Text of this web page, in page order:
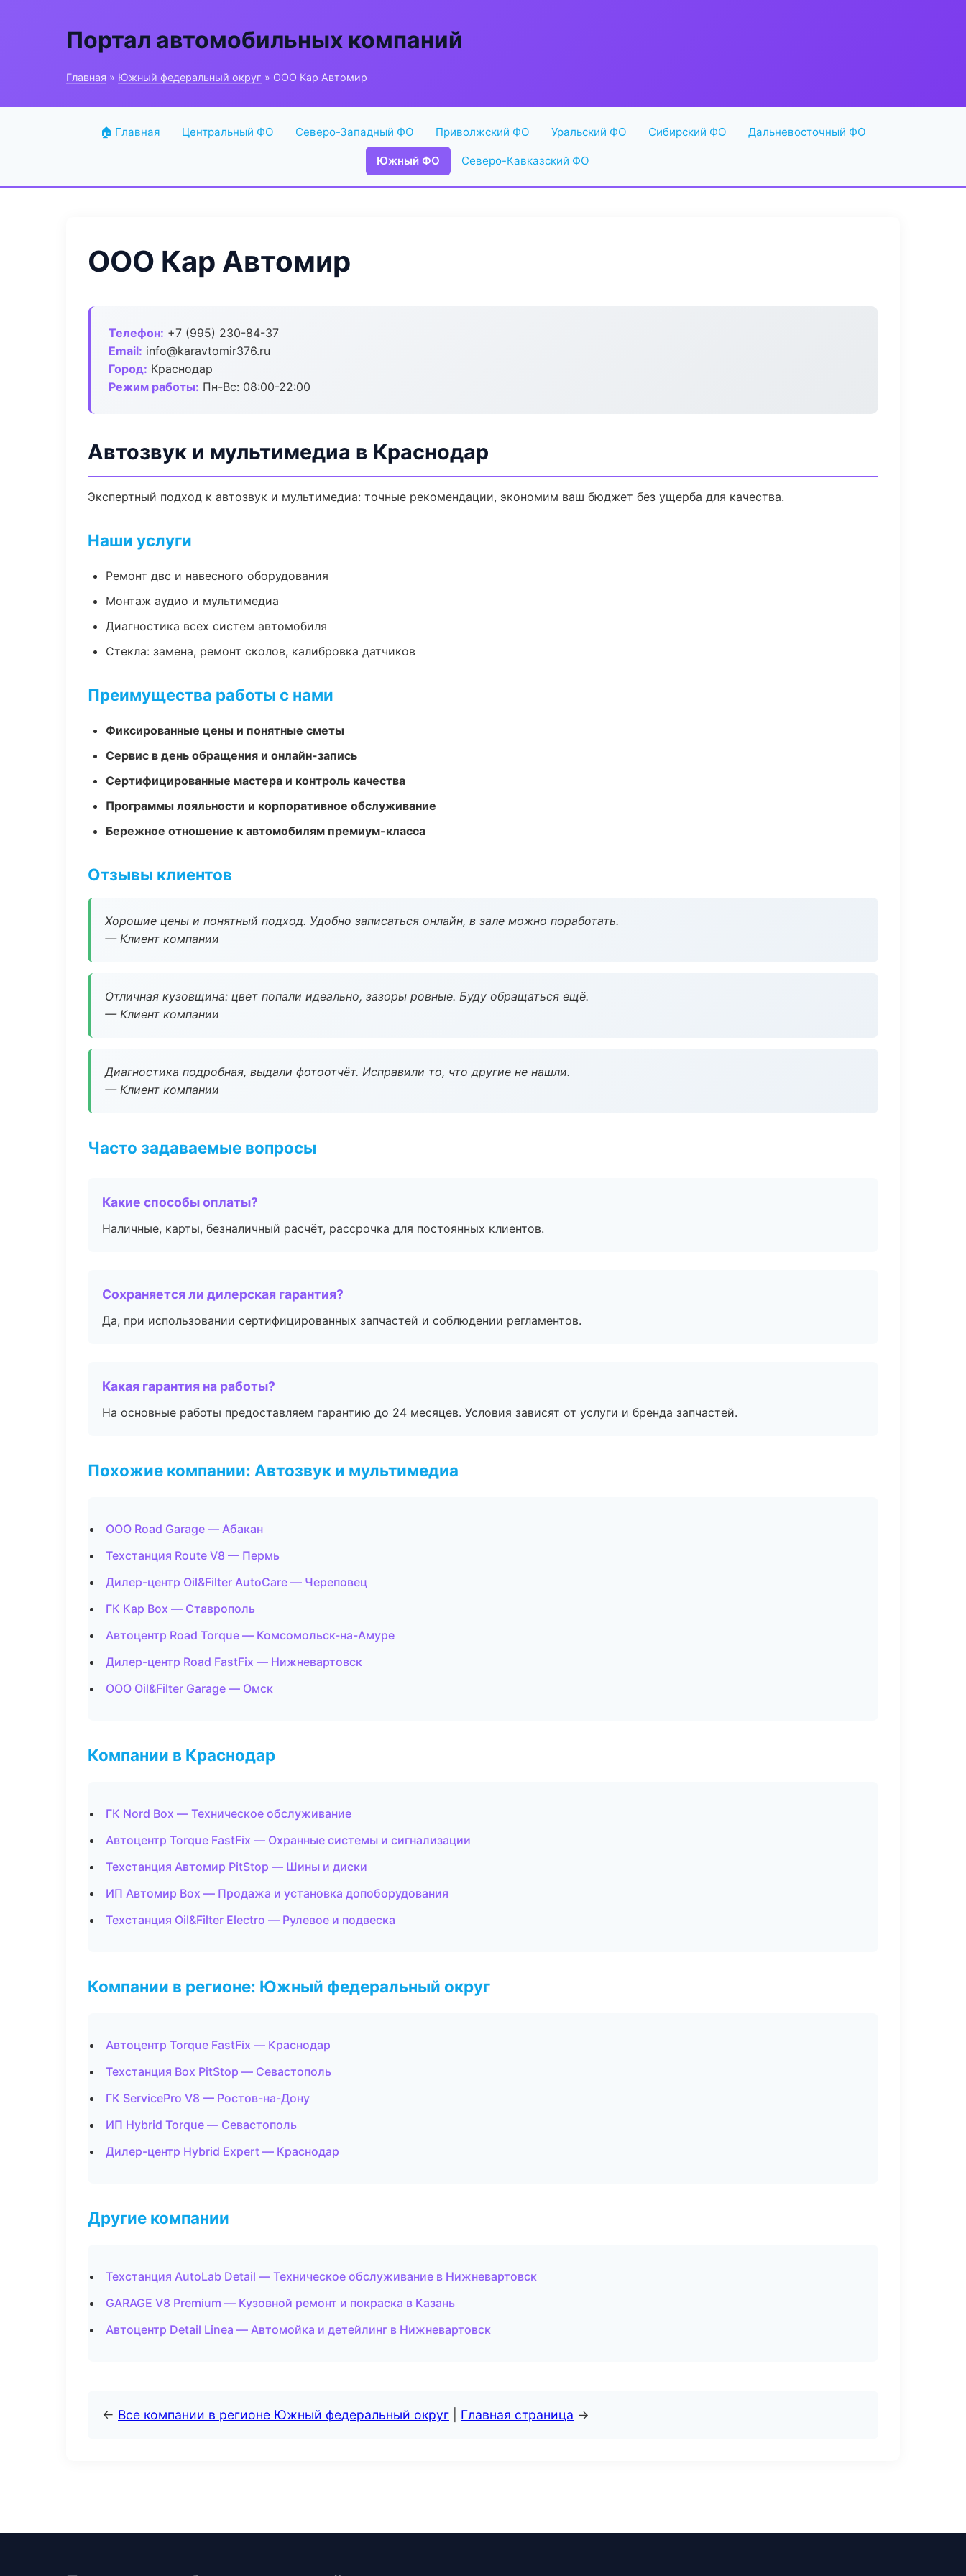
Портал автомобильных компаний
Главная » Южный федеральный округ » ООО Кар Автомир
🏠 Главная Центральный ФО Северо-Западный ФО Приволжский ФО Уральский ФО Сибирский ФО Дальневосточный ФО
Южный ФО Северо-Кавказский ФО
ООО Кар Автомир
Телефон: +7 (995) 230-84-37
Email: info@karavtomir376.ru
Город: Краснодар
Режим работы: Пн-Вс: 08:00-22:00
Автозвук и мультимедиа в Краснодар
Экспертный подход к автозвук и мультимедиа: точные рекомендации, экономим ваш бюджет без ущерба для качества.
Наши услуги
Ремонт двс и навесного оборудования
Монтаж аудио и мультимедиа
Диагностика всех систем автомобиля
Стекла: замена, ремонт сколов, калибровка датчиков
Преимущества работы с нами
Фиксированные цены и понятные сметы
Сервис в день обращения и онлайн-запись
Сертифицированные мастера и контроль качества
Программы лояльности и корпоративное обслуживание
Бережное отношение к автомобилям премиум-класса
Отзывы клиентов
Хорошие цены и понятный подход. Удобно записаться онлайн, в зале можно поработать.
— Клиент компании
Отличная кузовщина: цвет попали идеально, зазоры ровные. Буду обращаться ещё.
— Клиент компании
Диагностика подробная, выдали фотоотчёт. Исправили то, что другие не нашли.
— Клиент компании
Часто задаваемые вопросы
Какие способы оплаты?
Наличные, карты, безналичный расчёт, рассрочка для постоянных клиентов.
Сохраняется ли дилерская гарантия?
Да, при использовании сертифицированных запчастей и соблюдении регламентов.
Какая гарантия на работы?
На основные работы предоставляем гарантию до 24 месяцев. Условия зависят от услуги и бренда запчастей.
Похожие компании: Автозвук и мультимедиа
ООО Road Garage — Абакан
Техстанция Route V8 — Пермь
Дилер-центр Oil&Filter AutoCare — Череповец
ГК Кар Box — Ставрополь
Автоцентр Road Torque — Комсомольск-на-Амуре
Дилер-центр Road FastFix — Нижневартовск
ООО Oil&Filter Garage — Омск
Компании в Краснодар
ГК Nord Box — Техническое обслуживание
Автоцентр Torque FastFix — Охранные системы и сигнализации
Техстанция Автомир PitStop — Шины и диски
ИП Автомир Box — Продажа и установка допоборудования
Техстанция Oil&Filter Electro — Рулевое и подвеска
Компании в регионе: Южный федеральный округ
Автоцентр Torque FastFix — Краснодар
Техстанция Box PitStop — Севастополь
ГК ServicePro V8 — Ростов-на-Дону
ИП Hybrid Torque — Севастополь
Дилер-центр Hybrid Expert — Краснодар
Другие компании
Техстанция AutoLab Detail — Техническое обслуживание в Нижневартовск
GARAGE V8 Premium — Кузовной ремонт и покраска в Казань
Автоцентр Detail Linea — Автомойка и детейлинг в Нижневартовск
← Все компании в регионе Южный федеральный округ Главная страница →